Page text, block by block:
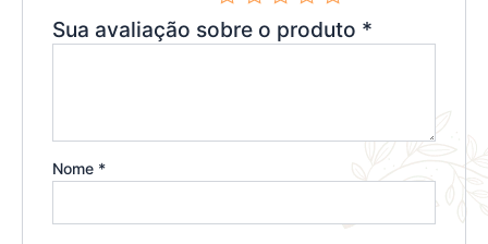
Sua avaliação sobre o produto *
Nome *